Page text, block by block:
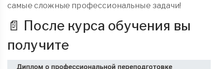
самые сложные профессиональные задачи!
📄 После курса обучения вы
получите